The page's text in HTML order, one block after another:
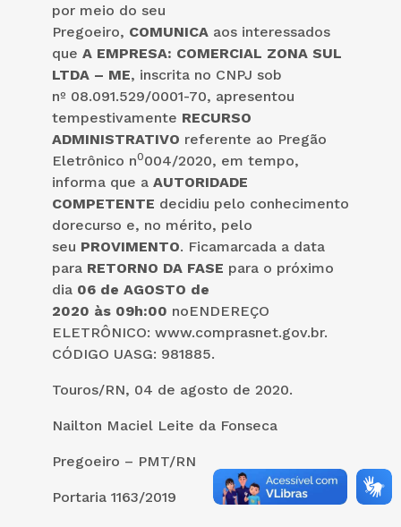
por meio do seu
Pregoeiro, COMUNICA aos interessados
que A EMPRESA: COMERCIAL ZONA SUL
LTDA – ME, inscrita no CNPJ sob
nº 08.091.529/0001-70, apresentou
tempestivamente RECURSO
ADMINISTRATIVO referente ao Pregão
Eletrônico n0004/2020, em tempo,
informa que a AUTORIDADE
COMPETENTE decidiu pelo conhecimento
dorecurso e, no mérito, pelo
seu PROVIMENTO. Ficamarcada a data
para RETORNO DA FASE para o próximo
dia 06 de AGOSTO de
2020 às 09h:00 noENDEREÇO
ELETRÔNICO: www.comprasnet.gov.br.
CÓDIGO UASG: 981885.
Touros/RN, 04 de agosto de 2020.
Nailton Maciel Leite da Fonseca
Pregoeiro – PMT/RN
Portaria 1163/2019